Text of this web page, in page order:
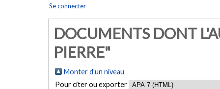
Se connecter
DOCUMENTS DONT
PIERRE"
Monter d'un niveau
Pour citer ou exporter